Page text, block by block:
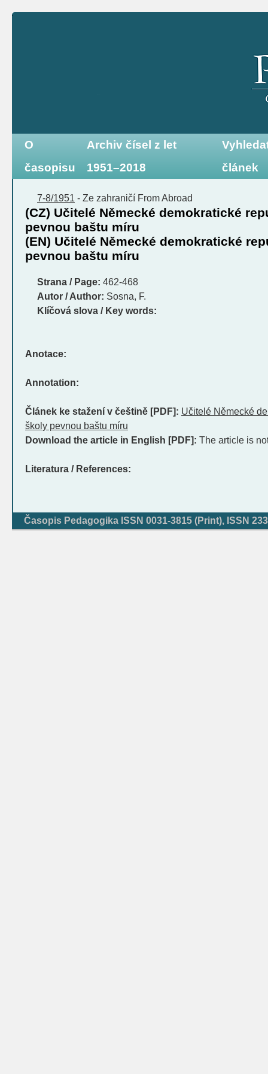
O
časopisu
Archiv čísel z let
1951–2018
článek
7-8/1951 - Ze zahraničí From Abroad
(CZ) Učitelé Německé demokratické
pevnou baštu míru
(EN) Učitelé Německé demokratické
pevnou baštu míru
Strana / Page: 462-468
Autor / Author: Sosna, F.
Klíčová slova / Key words:
Anotace:
Annotation:
Článek ke stažení v češtině [PDF]: Učitelé Německé
školy pevnou baštu míru
Download the article in English [PDF]: The article is
Literatura / References:
Časopis Pedagogika ISSN 0031-3815 (Print), ISSN